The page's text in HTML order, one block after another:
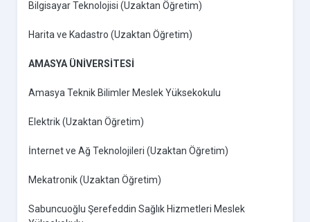
Bilgisayar Teknolojisi (Uzaktan Öğretim)
Harita ve Kadastro (Uzaktan Öğretim)
AMASYA ÜNİVERSİTESİ
Amasya Teknik Bilimler Meslek Yüksekokulu
Elektrik (Uzaktan Öğretim)
İnternet ve Ağ Teknolojileri (Uzaktan Öğretim)
Mekatronik (Uzaktan Öğretim)
Sabuncuoğlu Şerefeddin Sağlık Hizmetleri Meslek